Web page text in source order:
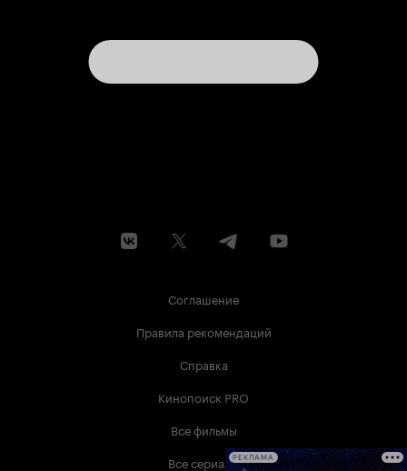
Соглашение
Правила рекомендаций
Справка
Кинопоиск PRO
Все фильмы
Все сериалыРЕКЛАМА